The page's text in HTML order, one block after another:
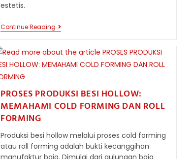
estetis.
Continue Reading PANDUAN
DESAIN:
BESI
HITAM
UNTUK
INTERIOR
PROSES PRODUKSI BESI HOLLOW:
MEMAHAMI COLD FORMING DAN ROLL
FORMING
Produksi besi hollow melalui proses cold forming
atau roll forming adalah bukti kecanggihan
manufaktur baja. Dimulai dari gulungan baja